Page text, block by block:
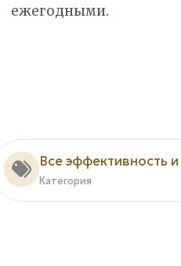
ежегодными.
Все эффективность
Категория